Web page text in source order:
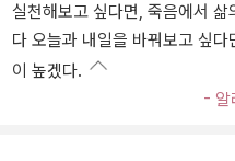
실천해보고 싶다면, 죽음에서
다 오늘과 내일을 바꿔보고 싶
이 높겠다.
- 알